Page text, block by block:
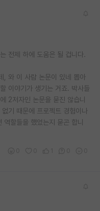
전제 하에 도움은 될 겁니다.
, 와 이 사람 논문이 있네 뽑아
이야기가 생기는 거죠. 박사들
2저자인 논문을 묻진 않습니
기 때문에 프로젝트 경험이나
할들을 했었는지 묻곤 합니